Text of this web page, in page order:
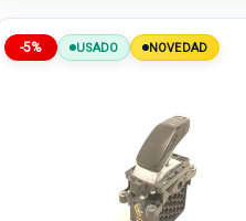
-5% USADO NOVEDAD